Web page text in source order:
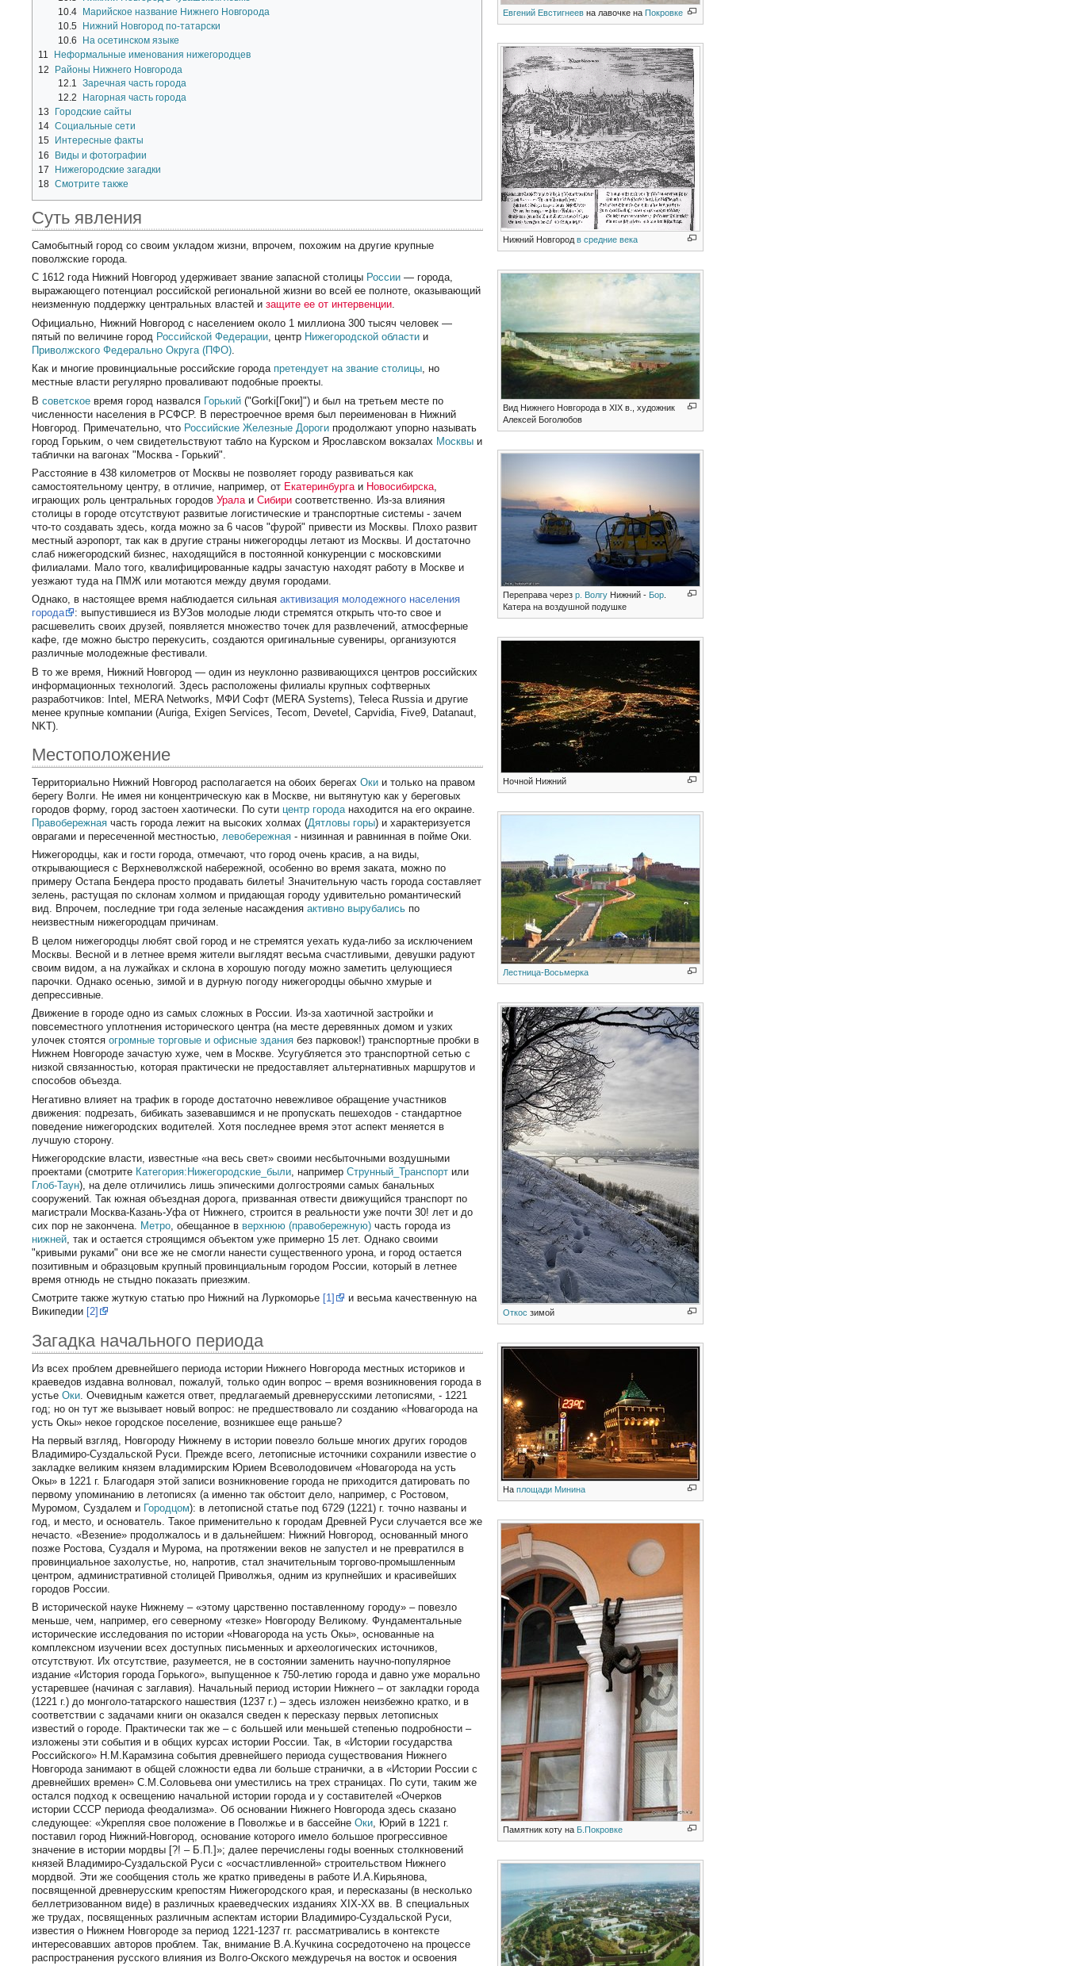
Евгений Евстигнеев на лавочке наПокровке
Нижний Новгородв средние века
Вид Нижнего Новгорода в XIX в., художник
Алексей Боголюбов
Переправа черезр. Волгу Нижний - Бор
Катера на воздушной подушке
Ночной Нижний
Лестница-Восьмерка
Откос зимой
Наплощади Минина
Памятник коту на Б.Покровке
10.4 Марийское название Нижнего Новгорода
10.5
Нижний Новгород по-татарски
10.6
На осетинском языке
11
Неформальные именования нижегородцев
12
Районы Нижнего Новгорода
12.1
Заречная часть города
12.2
Нагорная часть города
13
Городские сайты
14 Социальные сети
15
Интересные факты
16
Виды и фотографии
17
Нижегородские загадки
18 Смотрите также
Суть явления
Самобытный город со своим укладом жизни, впрочем, похожим на другие крупные
поволжские города.
С 1612 года Нижний Новгород удерживает звание запасной столицы России — города,
выражающего потенциал российской региональной жизни во всей ее полноте, оказывающий
неизменную поддержку центральных властей изащите ее от интервенции.
Официально, Нижний Новгород с населением около 1 миллиона 300 тысяч человек —
пятый по величине город Российской Федерации , центр Нижегородской области и
Приволжского Федерально Округа (ПФО)
Как и многие провинциальные российские города претендует на звание столицы, но
местные власти регулярно проваливают подобные проекты.
Всоветское время город назвался Горький ("Gorki[Гоки]") и был на третьем месте по
численности населения в РСФСР. В перестроечное время был переименован в Нижний
Новгород. Примечательно, что Российские Железные Дороги продолжают упорно называть
город Горьким, о чем свидетельствуют табло на Курском и Ярославском вокзалах Москвы и
таблички на вагонах "Москва - Горький".
Расстояние в 438 километров от Москвы не позволяет городу развиваться как
самостоятельному центру, в отличие, например, от Екатеринбурга и Новосибирска
играющих роль центральных городовУрала иСибири соответственно. Из-за влияния
столицы в городе отсутствуют развитые логистические и транспортные системы - зачем
что-то создавать здесь, когда можно за 6 часов "фурой" привести из Москвы. Плохо развит
местный аэропорт, так как в другие страны нижегородцы летают из Москвы. И достаточно
слаб нижегородский бизнес, находящийся в постоянной конкуренции с московскими
филиалами. Мало того, квалифицированные кадры зачастую находят работу в Москве и
уезжают туда на ПМЖ или мотаются между двумя городами.
Однако, в настоящее время наблюдается сильнаяактивизация молодежного населения
города
: выпустившиеся из ВУЗов молодые люди стремятся открыть что-то свое и
расшевелить своих друзей, появляется множество точек для развлечений, атмосферные
кафе, где можно быстро перекусить, создаются оригинальные сувениры, организуются
различные молодежные фестивали.
В то же время, Нижний Новгород — один из неуклонно развивающихся центров российских
информационных технологий. Здесь расположены филиалы крупных софтверных
разработчиков: Intel, MERA Networks, МФИ Софт (MERA Systems), Teleca Russia и другие
менее крупные компании (Auriga, Exigen Services, Tecom, Devetel, Capvidia, Five9, Datanaut,
NKT).
Местоположение
Территориально Нижний Новгород располагается на обоих берегахОки и только на правом
берегу Волги. Не имея ни концентрическую как в Москве, ни вытянутую как у береговых
городов форму, город застоен хаотически. По сути центр города находится на его окраине.
Правобережная часть города лежит на высоких холмах (Дятловы горы) и характеризуется
оврагами и пересеченной местностью, левобережная - низинная и равнинная в пойме Оки.
Нижегородцы, как и гости города, отмечают, что город очень красив, а на виды,
открывающиеся с Верхневолжской набережной, особенно во время заката, можно по
примеру Остапа Бендера просто продавать билеты! Значительную часть города составляет
зелень, растущая по склонам холмом и придающая городу удивительно романтический
вид. Впрочем, последние три года зеленые насажденияактивно вырубались по
неизвестным нижегородцам причинам.
В целом нижегородцы любят свой город и не стремятся уехать куда-либо за исключением
Москвы. Весной и в летнее время жители выглядят весьма счастливыми, девушки радуют
своим видом, а на лужайках и склона в хорошую погоду можно заметить целующиеся
парочки. Однако осенью, зимой и в дурную погоду нижегородцы обычно хмурые и
депрессивные.
Движение в городе одно из самых сложных в России. Из-за хаотичной застройки и
повсеместного уплотнения исторического центра (на месте деревянных домом и узких
улочек стоятсяогромные торговые и офисные здания без парковок!) транспортные пробки в
Нижнем Новгороде зачастую хуже, чем в Москве. Усугубляется это транспортной сетью с
низкой связанностью, которая практически не предоставляет альтернативных маршрутов и
способов объезда.
Негативно влияет на трафик в городе достаточно невежливое обращение участников
движения: подрезать, бибикать зазевавшимся и не пропускать пешеходов - стандартное
поведение нижегородских водителей. Хотя последнее время этот аспект меняется в
лучшую сторону.
Нижегородские власти, известные «на весь свет» своими несбыточными воздушными
проектами (смотрите Категория:Нижегородские_были , напримерСтрунный_Транспорт или
Глоб-Таун), на деле отличились лишь эпическими долгостроями самых банальных
сооружений. Так южная объездная дорога, призванная отвести движущийся транспорт по
магистрали Москва-Казань-Уфа от Нижнего, строится в реальности уже почти 30! лет и до
сих пор не закончена.
Метро , обещанное в верхнюю (правобережную) часть города из
нижней , так и остается строящимся объектом уже примерно 15 лет. Однако своими
"кривыми руками" они все же не смогли нанести существенного урона, и город остается
позитивным и образцовым крупный провинциальным городом России, который в летнее
время отнюдь не стыдно показать приезжим.
Смотрите также жуткую статью про Нижний на Луркоморье [1]
и весьма качественную на
Википедии [2]
Загадка начального периода
Из всех проблем древнейшего периода истории Нижнего Новгорода местных историков и
краеведов издавна волновал, пожалуй, только один вопрос – время возникновения города в
устьеОки . Очевидным кажется ответ, предлагаемый древнерусскими летописями, - 1221
год; но он тут же вызывает новый вопрос: не предшествовало ли созданию «Новагорода на
усть Окы» некое городское поселение, возникшее еще раньше?
На первый взгляд, Новгороду Нижнему в истории повезло больше многих других городов
Владимиро-Суздальской Руси. Прежде всего, летописные источники сохранили известие о
закладке великим князем владимирским Юрием Всеволодовичем «Новагорода на усть
Окы» в 1221 г. Благодаря этой записи возникновение города не приходится датировать по
первому упоминанию в летописях (а именно так обстоит дело, например, с Ростовом,
Муромом, Суздалем и Городцом): в летописной статье под 6729 (1221) г. точно названы и
год, и место, и основатель. Такое применительно к городам Древней Руси случается все же
нечасто. «Везение» продолжалось и в дальнейшем: Нижний Новгород, основанный много
позже Ростова, Суздаля и Мурома, на протяжении веков не запустел и не превратился в
провинциальное захолустье, но, напротив, стал значительным торгово-промышленным
центром, административной столицей Приволжья, одним из крупнейших и красивейших
городов России.
В исторической науке Нижнему – «этому царственно поставленному городу» – повезло
меньше, чем, например, его северному «тезке» Новгороду Великому. Фундаментальные
исторические исследования по истории «Новагорода на усть Окы», основанные на
комплексном изучении всех доступных письменных и археологических источников,
отсутствуют. Их отсутствие, разумеется, не в состоянии заменить научно-популярное
издание «История города Горького», выпущенное к 750-летию города и давно уже морально
устаревшее (начиная с заглавия). Начальный период истории Нижнего – от закладки города
(1221 г.) до монголо-татарского нашествия (1237 г.) – здесь изложен неизбежно кратко, и в
соответствии с задачами книги он оказался сведен к пересказу первых летописных
известий о городе. Практически так же – с большей или меньшей степенью подробности –
изложены эти события и в общих курсах истории России. Так, в «Истории государства
Российского» Н.М.Карамзина события древнейшего периода существования Нижнего
Новгорода занимают в общей сложности едва ли больше странички, а в «Истории России с
древнейших времен» С.М.Соловьева они уместились на трех страницах. По сути, таким же
остался подход к освещению начальной истории города и у составителей «Очерков
истории СССР периода феодализма». Об основании Нижнего Новгорода здесь сказано
следующее: «Укрепляя свое положение в Поволжье и в бассейнеОки, Юрий в 1221 г.
поставил город Нижний-Новгород, основание которого имело большое прогрессивное
значение в истории мордвы [?! – Б.П.]»; далее перечислены годы военных столкновений
князей Владимиро-Суздальской Руси с «осчастливленной» строительством Нижнего
мордвой. Эти же сообщения столь же кратко приведены в работе И.А.Кирьянова,
посвященной древнерусским крепостям Нижегородского края, и пересказаны (в несколько
беллетризованном виде) в различных краеведческих изданиях XIX-XX вв. В специальных
же трудах, посвященных различным аспектам истории Владимиро-Суздальской Руси,
известия о Нижнем Новгороде за период 1221-1237 гг. рассматривались в контексте
интересовавших авторов проблем. Так, внимание В.А.Кучкина сосредоточено на процессе
распространения русского влияния из Волго-Окского междуречья на восток и освоения